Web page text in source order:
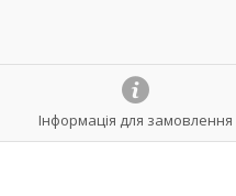
Інформація для замовлення